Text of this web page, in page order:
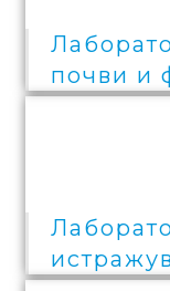
почви и